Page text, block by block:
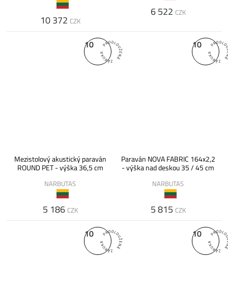
10 372 CZK
6 522 CZK
10
Mezistolový akustický paraván
ROUND PET - výška 36,5 cm
NARBUTAS
5 186 CZK
10
Paraván NOVA FABRIC 164x2,2
- výška nad deskou 35 / 45 cm
NARBUTAS
5 815 CZK
10 10